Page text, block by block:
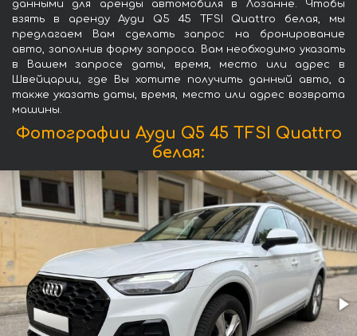
данными для аренды автомобиля в Лозанне. Чтобы
взять в аренду Ауди Q5 45 TFSI Quattro белая, мы
предлагаем Вам сделать запрос на бронирование
авто, заполнив форму запроса. Вам необходимо указать
в Вашем запросе даты, время, место или адрес в
Швейцарии, где Вы хотите получить данный авто, а
также указать даты, время, место или адрес возврата
машины.
Фотографии Ауди Q5 45 TFSI Quattro
белая: